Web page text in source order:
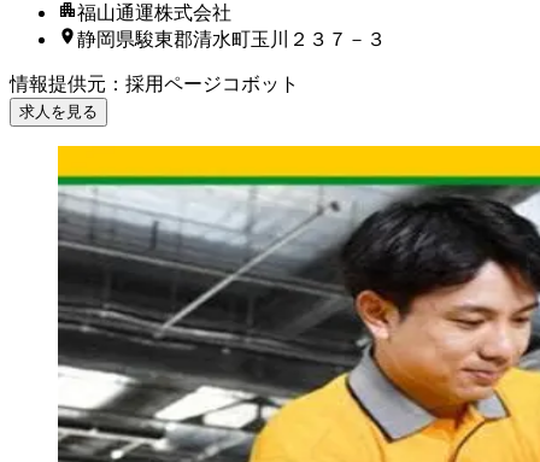
福山通運株式会社
静岡県駿東郡清水町玉川２３７－３
情報提供元 ： 採用ページコボット
求人を見る